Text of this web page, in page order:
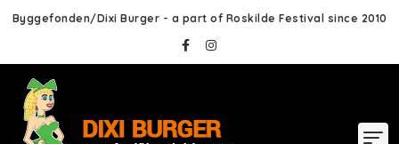
Byggefonden/Dixi Burger - a part of Roskilde Festival since 2010